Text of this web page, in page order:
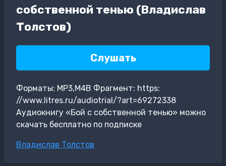
собственной тенью (Владислав
Толстов)
Слушать
Форматы: MP3,M4B Фрагмент: https:
//www.litres.ru/audiotrial/?art=69272338
Аудиокнигу «Бой с собственной тенью» можно
скачать бесплатно по подписке
Метки
Владислав Толстов